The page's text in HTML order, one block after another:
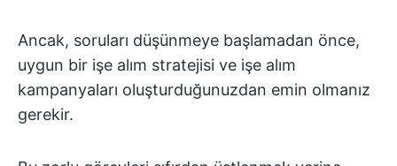
Ancak, soruları düşünmeye başlamadan önce,
uygun bir işe alım stratejisi ve işe alım
kampanyaları oluşturduğunuzdan emin olmanız
gerekir.